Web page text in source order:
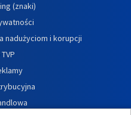
(znaki)
nadużyciom i korupcji